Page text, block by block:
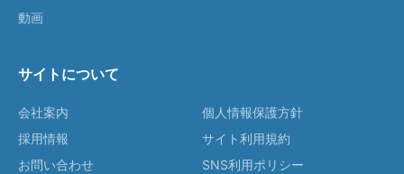
動画
サイトについて
会社案内
採用情報
お問い合わせ
個人情報保護方針
サイト利用規約
SNS利用ポリシー